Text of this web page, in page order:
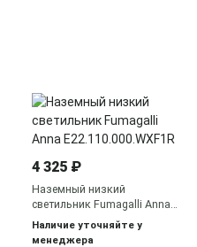
4 325 ₽
Наземный низкий
светильник Fumagalli Anna
E22.110.000.WXF1R
Наличие уточняйте у
менеджера